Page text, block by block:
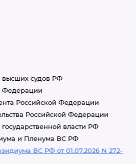
высших судов РФ
Федерации
Российской Федерации
Российской Федерации
власти РФ
и Пленума ВС РФ
ВС РФ от 01.07.2026 N 272-